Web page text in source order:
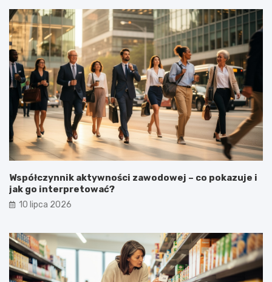
Współczynnik aktywności zawodowej – co pokazuje i
jak go interpretować?
10 lipca 2026